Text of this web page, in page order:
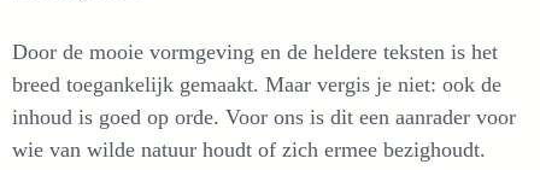
Door de mooie vormgeving en de heldere teksten is het
breed toegankelijk gemaakt. Maar vergis je niet: ook de
inhoud is goed op orde. Voor ons is dit een aanrader voor
wie van wilde natuur houdt of zich ermee bezighoudt.